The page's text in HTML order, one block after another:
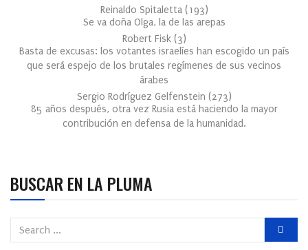
Reinaldo Spitaletta (193)
Se va doña Olga, la de las arepas
Robert Fisk (3)
Basta de excusas: los votantes israelíes han escogido un país
que será espejo de los brutales regímenes de sus vecinos
árabes
Sergio Rodríguez Gelfenstein (273)
85 años después, otra vez Rusia está haciendo la mayor
contribución en defensa de la humanidad.
BUSCAR EN LA PLUMA